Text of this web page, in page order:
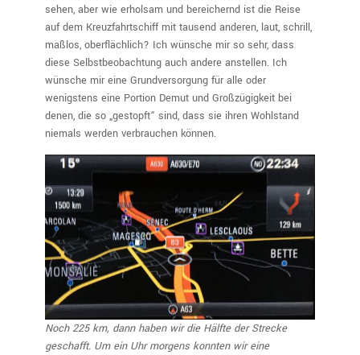
sehen, aber wie erholsam und bereichernd ist die Reise
auf dem Kreuzfahrtschiff mit tausend anderen, laut, schrill,
maßlos, oberflächlich? Ich wünsche mir so sehr, dass
diese Selbstbeobachtung auch andere anstellen. Ich
wünsche mir eine Grundversorgung für alle oder
wenigstens eine Portion Demut und Großzügigkeit bei
denen, die so „gestopft“ sind, dass sie ihren Wohlstand
niemals werden verbrauchen können.
Noch 225 km, dann haben wir die Hälfte der Strecke
geschafft. Um ein Uhr morgens konnten wir eine